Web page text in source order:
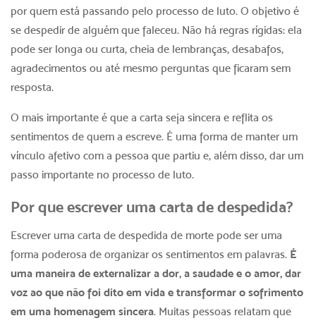
por quem está passando pelo processo de luto. O objetivo é
se despedir de alguém que faleceu. Não há regras rígidas: ela
pode ser longa ou curta, cheia de lembranças, desabafos,
agradecimentos ou até mesmo perguntas que ficaram sem
resposta.
O mais importante é que a carta seja sincera e reflita os
sentimentos de quem a escreve. É uma forma de manter um
vínculo afetivo com a pessoa que partiu e, além disso, dar um
passo importante no processo de luto.
Por que escrever uma carta de despedida?
Escrever uma carta de despedida de morte pode ser uma
forma poderosa de organizar os sentimentos em palavras. É
uma maneira de externalizar a dor, a saudade e o amor, dar
voz ao que não foi dito em vida e transformar o sofrimento
em uma homenagem sincera. Muitas pessoas relatam que